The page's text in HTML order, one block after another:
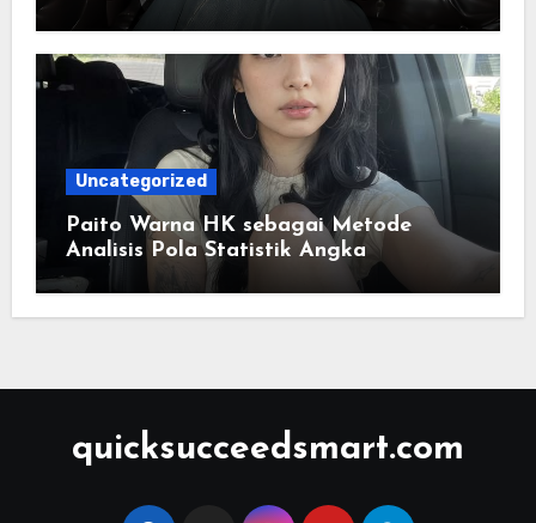
Dirancang Lebih Praktis
Uncategorized
Paito Warna HK sebagai Metode
Analisis Pola Statistik Angka
quicksucceedsmart.com